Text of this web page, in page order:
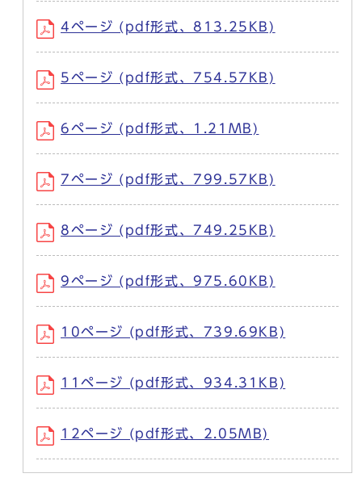
4ページ (pdf形式、813.25KB)
5ページ (pdf形式、754.57KB)
6ページ (pdf形式、1.21MB)
7ページ (pdf形式、799.57KB)
8ページ (pdf形式、749.25KB)
9ページ (pdf形式、975.60KB)
10ページ (pdf形式、739.69KB)
11ページ (pdf形式、934.31KB)
12ページ (pdf形式、2.05MB)